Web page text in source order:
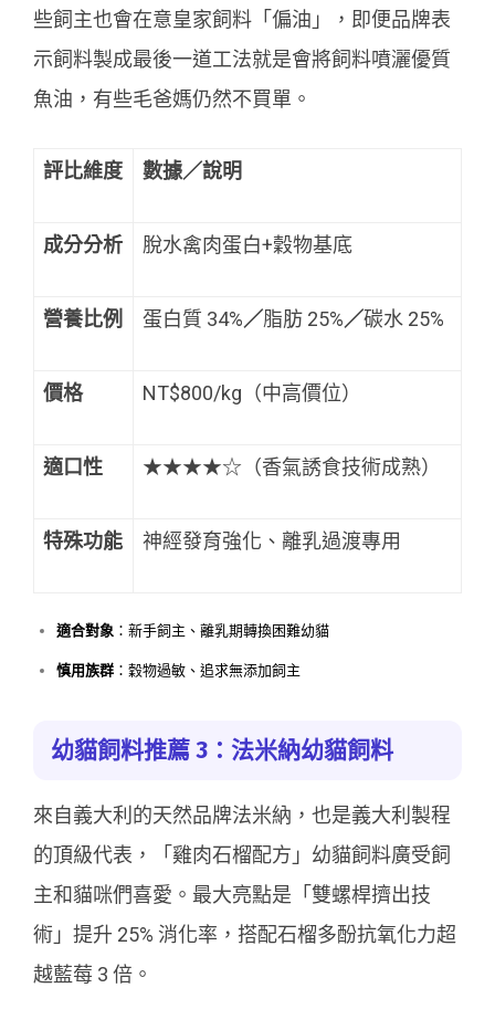
些飼主也會在意皇家飼料「偏油」，即便品牌表
示飼料製成最後一道工法就是會將飼料噴灑優質
魚油，有些毛爸媽仍然不買單。
評比維度 數據／說明
成分分析 脫水禽肉蛋白+穀物基底
營養比例 蛋白質 34%／脂肪 25%／碳水 25%
價格 NT$800/kg（中高價位）
適口性 ★★★★☆（香氣誘食技術成熟）
特殊功能 神經發育強化、離乳過渡專用
適合對象 ：新手飼主、離乳期轉換困難幼貓
慎用族群 ：穀物過敏、追求無添加飼主
幼貓飼料推薦 3：法米納幼貓飼料
來自義大利的天然品牌法米納，也是義大利製程
的頂級代表，「雞肉石榴配方」幼貓飼料廣受飼
主和貓咪們喜愛。最大亮點是「雙螺桿擠出技
術」提升 25% 消化率，搭配石榴多酚抗氧化力超
越藍莓 3 倍。